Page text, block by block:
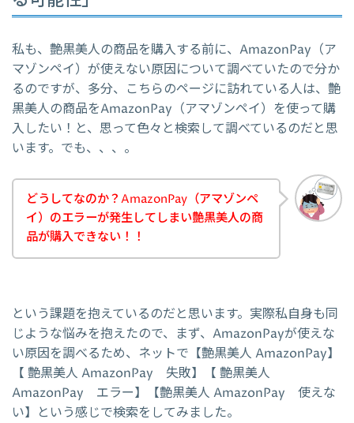
私も、艶黒美人の商品を購入する前に、AmazonPay（ア
マゾンペイ）が使えない原因について調べていたので分か
るのですが、多分、こちらのページに訪れている人は、艶
黒美人の商品をAmazonPay（アマゾンペイ）を使って購
入したい！と、思って色々と検索して調べているのだと思
います。でも、、、。
どうしてなのか？AmazonPay（アマゾンペ
イ）のエラーが発生してしまい艶黒美人の商
品が購入できない！！
という課題を抱えているのだと思います。実際私自身も同
じような悩みを抱えたので、まず、AmazonPayが使えな
い原因を調べるため、ネットで【艶黒美人 AmazonPay】
【 艶黒美人 AmazonPay 失敗】【 艶黒美人
AmazonPay エラー】【艶黒美人 AmazonPay 使えな
い】という感じで検索をしてみました。